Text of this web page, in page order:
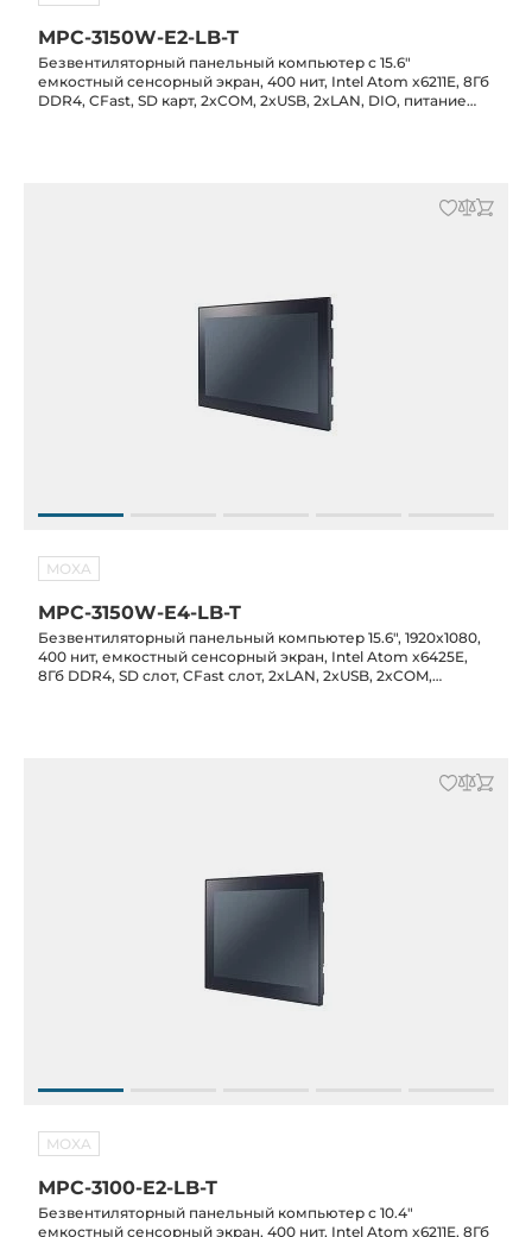
MPC-3150W-E2-LB-T
Безвентиляторный панельный компьютер с 15.6"
емкостный сенсорный экран, 400 нит, Intel Atom x6211E, 8Гб
DDR4, CFast, SD карт, 2xCOM, 2xUSB, 2xLAN, DIO, питание
MOXA
MPC-3150W-E4-LB-T
Безвентиляторный панельный компьютер 15.6", 1920x1080,
400 нит, емкостный сенсорный экран, Intel Atom x6425E,
8Гб DDR4, SD слот, CFast слот, 2xLAN, 2xUSB, 2xCOM,
MOXA
MPC-3100-E2-LB-T
Безвентиляторный панельный компьютер с 10.4"
емкостный сенсорный экран, 400 нит, Intel Atom x6211E, 8Гб